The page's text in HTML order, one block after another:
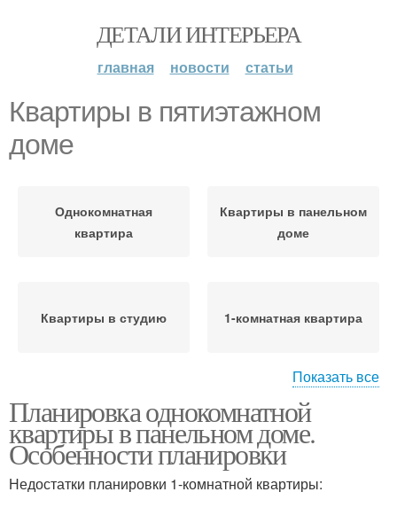
ДЕТАЛИ ИНТЕРЬЕРА
главная новости статьи
Квартиры в пятиэтажном
доме
Однокомнатная
квартира
Квартиры в панельном
доме
Квартиры в студию 1-комнатная квартира
Квартиры в хрущевке Квартира в студию
Показать все
Планировка однокомнатной
квартиры в панельном доме.
Особенности планировки
Недостатки планировки 1-комнатной квартиры: